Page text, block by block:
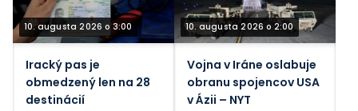
10. augusta 2026 o 3:00
Iracký pas je
obmedzený len na 28
destinácií
10. augusta 2026 o 2:00
Vojna v Iráne oslabuje
obranu spojencov USA
v Ázii – NYT